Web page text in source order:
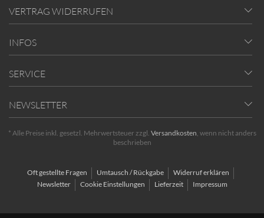
VERTRAG WIDERRUFEN
INFOS
SERVICE
NEWSLETTER
* Alle Preise inkl. gesetzl. Mehrwertsteuer zzgl. Versandkosten, wenn nicht anders
beschrieben
Oft gestellte Fragen Umtausch / Rückgabe
Widerruf erklären
Newsletter
Cookie Einstellungen Lieferzeit Impressum